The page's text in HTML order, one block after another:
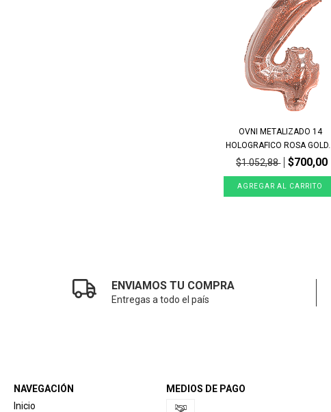
OVNI METALIZADO 14
HOLOGRAFICO ROSA GOLD...
$1.052,88 $700,00
ENVIAMOS TU COMPRA
Entregas a todo el país
NAVEGACIÓN
Inicio
MEDIOS DE PAGO